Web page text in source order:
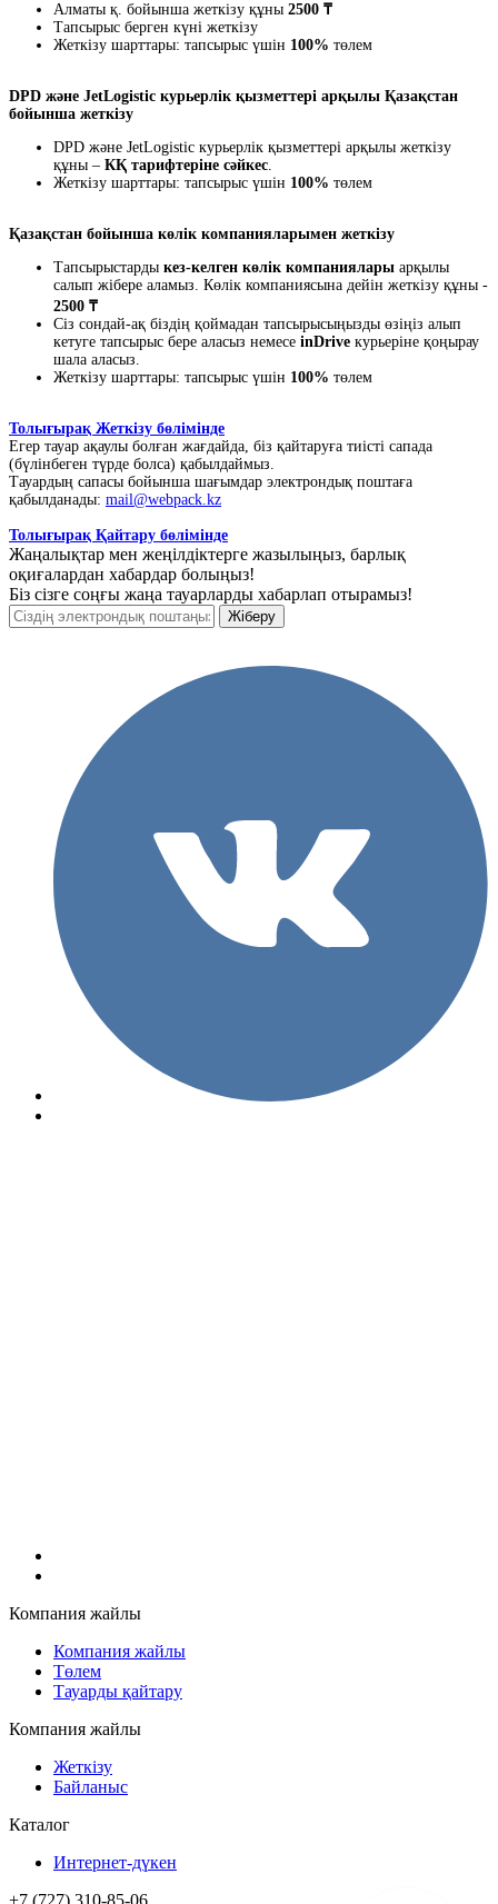
Алматы қ. бойынша жеткізу құны 2500 ₸
Тапсырыс берген күні жеткізу
Жеткізу шарттары: тапсырыс үшін 100% төлем
DPD және JetLogistic курьерлік қызметтері арқылы Қазақстан
бойынша жеткізу
DPD және JetLogistic курьерлік қызметтері арқылы жеткізу
құны – КҚ тарифтеріне сәйкес.
Жеткізу шарттары: тапсырыс үшін 100% төлем
Қазақстан бойынша көлік компанияларымен жеткізу
Тапсырыстарды кез-келген көлік компаниялары арқылы
салып жібере аламыз. Көлік компаниясына дейін жеткізу құны -
2500 ₸
Сіз сондай-ақ біздің қоймадан тапсырысыңызды өзіңіз алып
кетуге тапсырыс бере аласыз немесе inDrive курьеріне қоңырау
шала аласыз.
Жеткізу шарттары: тапсырыс үшін 100% төлем
Толығырақ Жеткізу бөлімінде
Егер тауар ақаулы болған жағдайда, біз қайтаруға тиісті сапада
(бүлінбеген түрде болса) қабылдаймыз.
Тауардың сапасы бойынша шағымдар электрондық поштаға
қабылданады: mail@webpack.kz
Толығырақ Қайтару бөлімінде
Жаңалықтар мен жеңілдіктерге жазылыңыз, барлық
оқиғалардан хабардар болыңыз!
Біз сізге соңғы жаңа тауарларды хабарлап отырамыз!
Компания жайлы
Компания жайлы
Төлем
Тауарды қайтару
Компания жайлы
Жеткізу
Байланыс
Каталог
Интернет-дүкен
+7 (727) 310-85-06